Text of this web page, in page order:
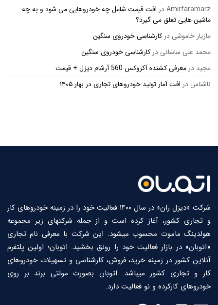
Amirfaramarzدر افت قیمت شامل چه خودروهایی می شود و به چه
ماشین هایی تعلق می گیرد؟
مازیار خاموشیدرکارشناسی خودروی سنگین
محمد علی ساسانیدرکارشناسی خودروی سنگین
مجید درمعرفی کشنده آکروکس 560 آرشام دیزل + قیمت
ناشناسدر افت آمار تولید خودروهای تجاری در بهار ۱۴۰۵
شرکت «دیزل ران» در سال ۱۴۰۰ فعالیت خود را در زمینه خودروهای کار
و تجاری کشور، آغاز کرده است و از جمله شرکتهای زیر مجموعه
هولدینگ ماموت محسوب میشود. این شرکت با معرفی نام تجاری
«اتوبان» در بازار فعالیت خود را رونق بخشید. اتوبان؛ اولین پلتفرم
آنلاین کشور در زمینه خرید، فروش، کارشناسی و تسهیلات خودروهای
کار و تجاری کشور میباشد. اتوبان بصورت مولتی برند بر روی
خودروهای کارکرده و نو فعالیت دارد.